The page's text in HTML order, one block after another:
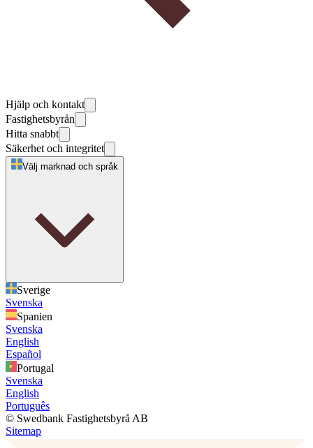
Hjälp och kontakt
Fastighetsbyrån
Hitta snabbt
Säkerhet och integritet
Välj marknad och språk
Sverige
Svenska
Spanien
Svenska
English
Español
Portugal
Svenska
English
Português
© Swedbank Fastighetsbyrå AB
Sitemap